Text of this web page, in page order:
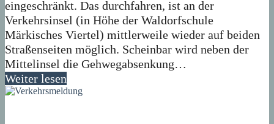
eingeschränkt. Das durchfahren, ist an der
Verkehrsinsel (in Höhe der Waldorfschule
Märkisches Viertel) mittlerweile wieder auf beiden
Straßenseiten möglich. Scheinbar wird neben der
Mittelinsel die Gehwegabsenkung…
Weiter lesen